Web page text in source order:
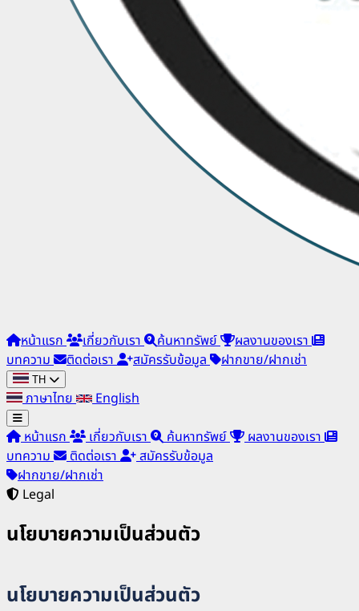
หน้าแรก เกี่ยวกับเรา ค้นหาทรัพย์
ผลงานของเรา
บทความ
ติดต่อเรา สมัครรับข้อมูล ฝากขาย/ฝากเช่า
TH
ภาษาไทย
English
หน้าแรก
เกี่ยวกับเรา ค้นหาทรัพย์
ผลงานของเรา
บทความ
ติดต่อเรา
สมัครรับข้อมูล
ฝากขาย/ฝากเช่า
Legal
นโยบายความเป็นส่วนตัว
นโยบายความเป็นส่วนตัว